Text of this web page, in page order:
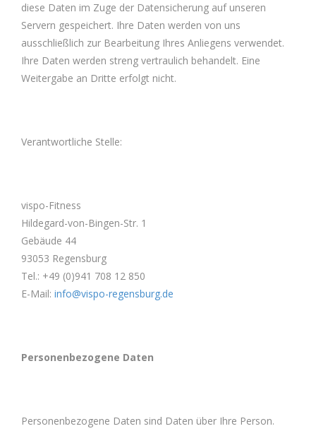
diese Daten im Zuge der Datensicherung auf unseren
Servern gespeichert. Ihre Daten werden von uns
ausschließlich zur Bearbeitung Ihres Anliegens verwendet.
Ihre Daten werden streng vertraulich behandelt. Eine
Weitergabe an Dritte erfolgt nicht.
Verantwortliche Stelle:
vispo-Fitness
Hildegard-von-Bingen-Str. 1
Gebäude 44
93053 Regensburg
Tel.: +49 (0)941 708 12 850
E-Mail: info@vispo-regensburg.de
Personenbezogene Daten
Personenbezogene Daten sind Daten über Ihre Person.